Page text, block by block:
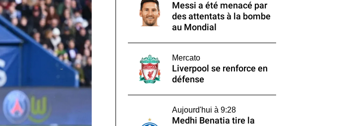
Messi a été menacé par
des attentats à la bombe
au Mondial
Mercato
Liverpool se renforce en
défense
Aujourd'hui à 9:28
Medhi Benatia tire la